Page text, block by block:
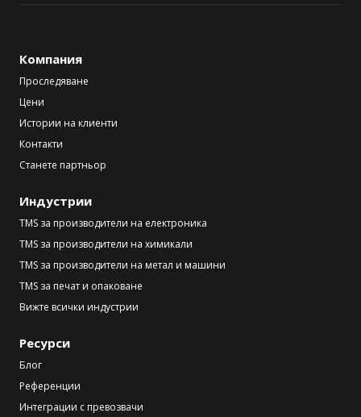
Компания
Проследяване
Цени
Истории на клиенти
Контакти
Станете партньор
Индустрии
TMS за производители на електроника
TMS за производители на химикали
TMS за производители на метал и машини
TMS за печат и опаковане
Вижте всички индустрии
Ресурси
Блог
Референции
Интеграции с превозвачи